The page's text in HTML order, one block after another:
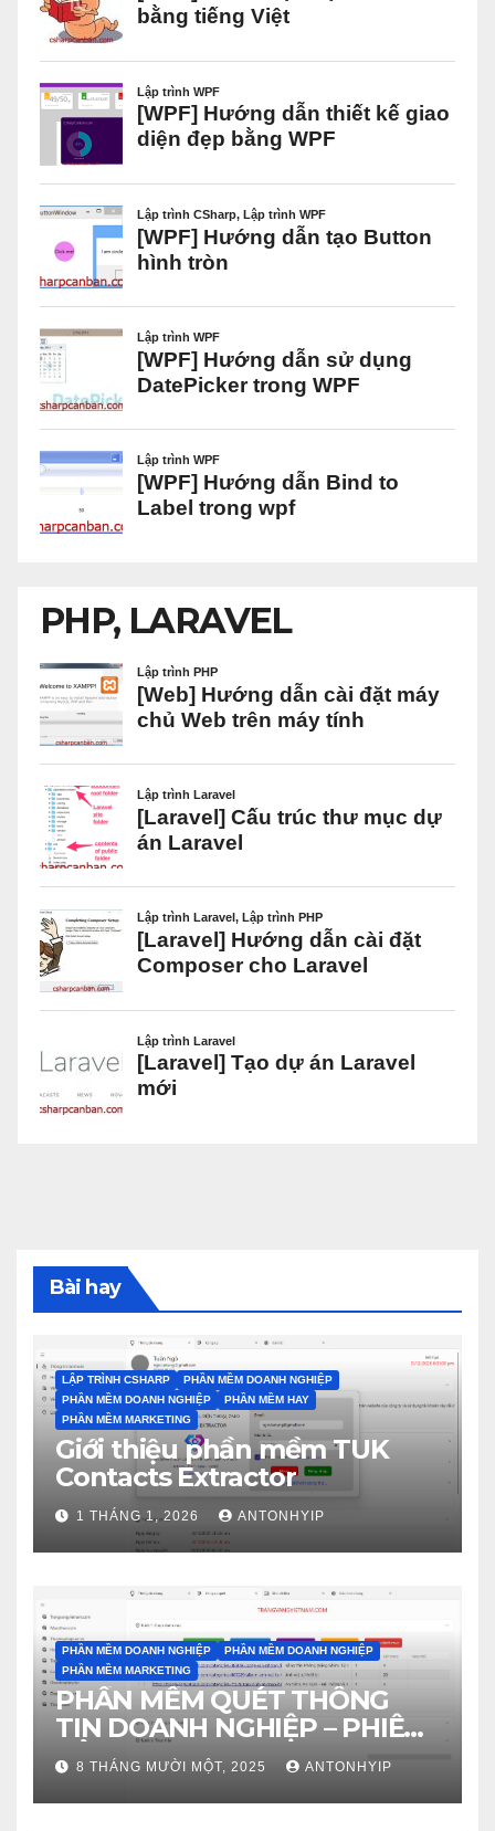
PHP, LARAVEL
Bài hay
LẬP TRÌNH CSHARP
PHẦN MỀM DOANH NGHIỆP
PHẦN MỀM DOANH NGHIỆP
PHẦN MỀM HAY
PHẦN MỀM MARKETING
Giới thiệu phần mềm TUK
Contacts Extractor
1 THÁNG 1, 2026 ANTONHYIP
PHẦN MỀM DOANH NGHIỆP
PHẦN MỀM DOANH NGHIỆP
PHẦN MỀM MARKETING
PHẦN MỀM QUÉT THÔNG
TIN DOANH NGHIỆP – PHIÊN
BẢN 4.0
8 THÁNG MƯỜI MỘT, 2025 ANTONHYIP